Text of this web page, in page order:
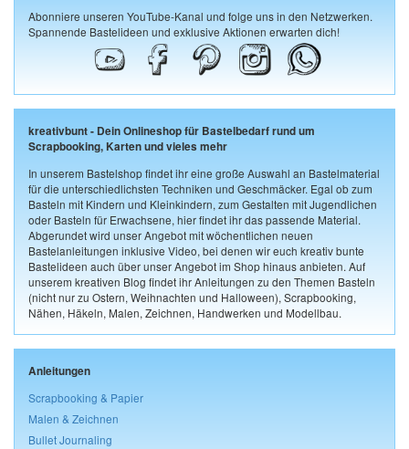
Abonniere unseren YouTube-Kanal und folge uns in den Netzwerken.
Spannende Bastelideen und exklusive Aktionen erwarten dich!
kreativbunt - Dein Onlineshop für Bastelbedarf rund um
Scrapbooking, Karten und vieles mehr
In unserem Bastelshop findet ihr eine große Auswahl an Bastelmaterial
für die unterschiedlichsten Techniken und Geschmäcker. Egal ob zum
Basteln mit Kindern und Kleinkindern, zum Gestalten mit Jugendlichen
oder Basteln für Erwachsene, hier findet ihr das passende Material.
Abgerundet wird unser Angebot mit wöchentlichen neuen
Bastelanleitungen inklusive Video, bei denen wir euch kreativ bunte
Bastelideen auch über unser Angebot im Shop hinaus anbieten. Auf
unserem kreativen Blog findet ihr Anleitungen zu den Themen Basteln
(nicht nur zu Ostern, Weihnachten und Halloween), Scrapbooking,
Nähen, Häkeln, Malen, Zeichnen, Handwerken und Modellbau.
Anleitungen
Scrapbooking & Papier
Malen & Zeichnen
Bullet Journaling